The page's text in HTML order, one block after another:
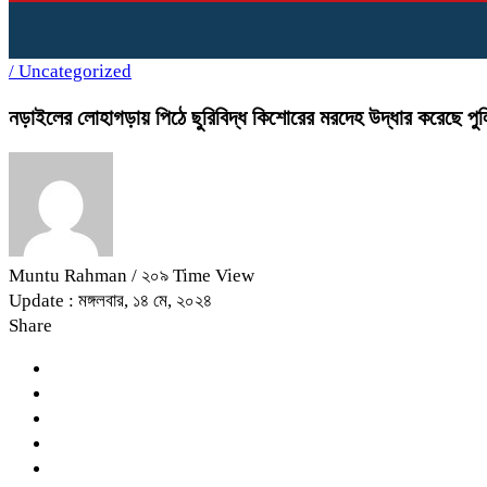
/ Uncategorized
নড়াইলের লোহাগড়ায় পিঠে ছুরিবিদ্ধ কিশোরের মরদেহ উদ্ধার করেছে
Muntu Rahman / ২০৯ Time View
Update : মঙ্গলবার, ১৪ মে, ২০২৪
Share